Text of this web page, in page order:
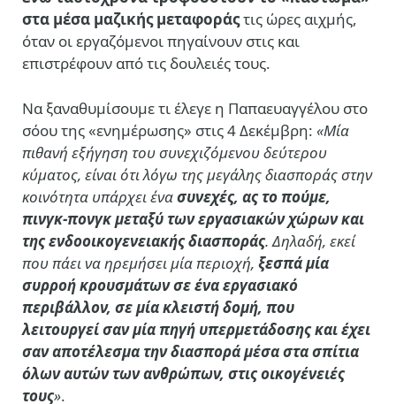
στα μέσα μαζικής μεταφοράςτις ώρες αιχμής,
όταν οι εργαζόμενοι πηγαίνουν στις και
επιστρέφουν από τις δουλειές τους.
Να ξαναθυμίσουμε τι έλεγε η Παπαευαγγέλου στο
σόου της «ενημέρωσης» στις 4 Δεκέμβρη: «Μία
πιθανή εξήγηση του συνεχιζόμενου δεύτερου
κύματος, είναι ότι λόγω της μεγάλης διασποράς στην
κοινότητα υπάρχει ένασυνεχές, ας το πούμε,
πινγκ-πονγκ μεταξύ των εργασιακών χώρων και
της ενδοοικογενειακής διασποράς. Δηλαδή, εκεί
που πάει να ηρεμήσει μία περιοχή, ξεσπά μία
συρροή κρουσμάτων σε ένα εργασιακό
περιβάλλον, σε μία κλειστή δομή, που
λειτουργεί σαν μία πηγή υπερμετάδοσης και έχει
σαν αποτέλεσμα την διασπορά μέσα στα σπίτια
όλων αυτών των ανθρώπων, στις οικογένειές
τους».